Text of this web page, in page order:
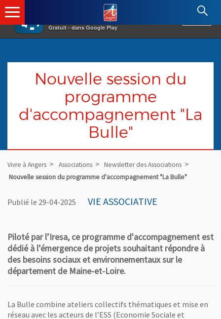
×
Gratuit - dans Google Play
Angers.fr : Retour à l'accueil
Nouvelle session du
programme
d'accompagnement "La
Bulle"
Vivre à Angers Associations
Newsletter des Associations
Nouvelle session du programme d'accompagnement "La Bulle"
Publié le 29-04-2025 VIE ASSOCIATIVE
Piloté par l’Iresa, ce programme d'accompagnement est
dédié à l’émergence de projets souhaitant répondre à
des besoins sociaux et environnementaux sur le
département de Maine-et-Loire.
La Bulle combine ateliers collectifs thématiques et mise en
réseau avec les acteurs de l’ESS (Economie Sociale et